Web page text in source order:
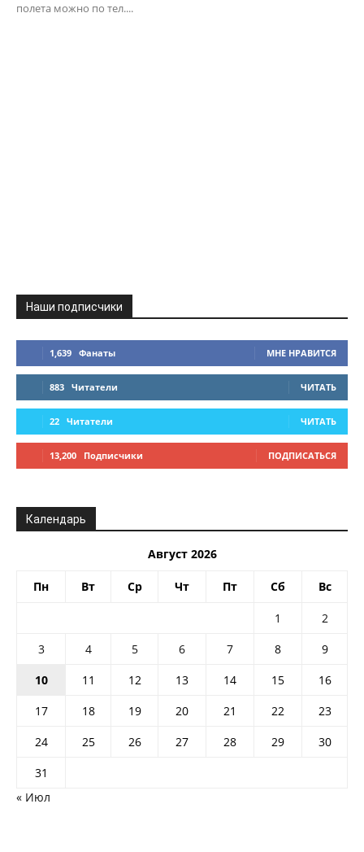
полета можно по тел....
Наши подписчики
1,639 Фанаты МНЕ НРАВИТСЯ
883 Читатели ЧИТАТЬ
22 Читатели ЧИТАТЬ
13,200 Подписчики ПОДПИСАТЬСЯ
Календарь
Август 2026
Пн Вт Ср Чт Пт Сб Вс
1
2
3
4 5 6 7 8
9
10
11 12 13 14 15
16
17
18 19 20 21 22
23
24
25 26 27 28 29
30
31
« Июл